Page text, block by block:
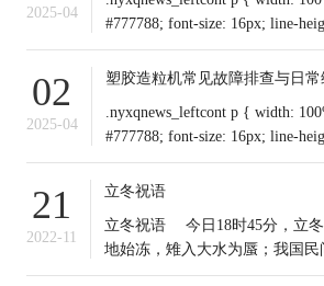
2025-04
#777788; font-size: 16px; line-height: 36px;
text-indent: 0em !important; mar
02
2025-04
塑胶造粒机常见故障排查与日
.nyxqnews_leftcont p { width: 100%; color:
#777788; font-size: 16px; line-height: 36px;
text-indent: 0em !important; mar
21
2022-11
立冬祝语
​立冬祝语 今日18时45分，立冬。水始冰，
地始冻，雉入大水为蜃；我国民
这一天作为冬季之始；冬天到来